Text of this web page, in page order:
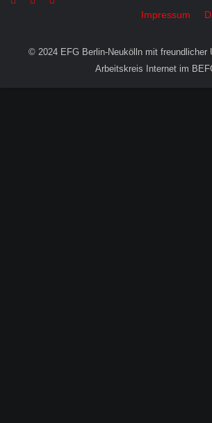
Impressum
© 2024 EFG Berlin-Neukölln mit freundlicher
Arbeitskreis Internet im